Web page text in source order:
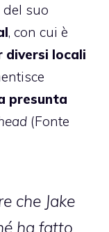
del suo
, con cui è
diversi locali
presunta
(Fonte
che Jake
ha fatto